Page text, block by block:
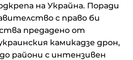
на Украйна. Поради
с право би
предадено от
камикадзе дрон,
райони с интензивен